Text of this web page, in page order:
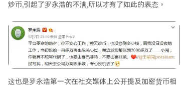
炒币,引起了罗永浩的不满,所以才有了如此的表态。
这也是罗永浩第一次在社交媒体上公开提及加密货币相